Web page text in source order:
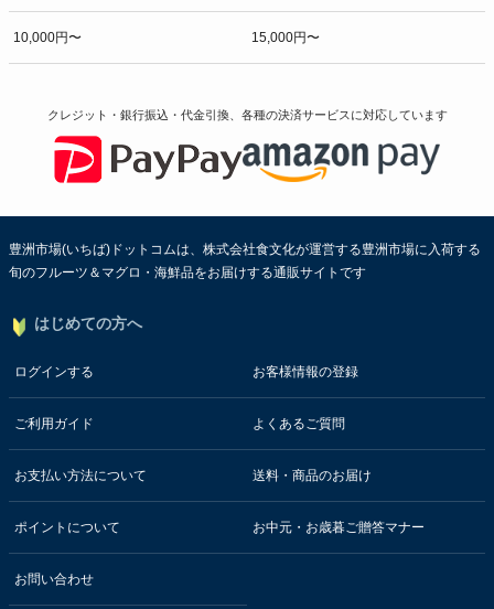
10,000円〜 15,000円〜
クレジット・銀行振込・代金引換、各種の決済サービスに対応しています
豊洲市場(いちば)ドットコムは、株式会社食文化が運営する豊洲市場に入荷する
旬のフルーツ＆マグロ・海鮮品をお届けする通販サイトです
はじめての方へ
ログインする お客様情報の登録
ご利用ガイド よくあるご質問
お支払い方法について 送料・商品のお届け
ポイントについて お中元・お歳暮ご贈答マナー
お問い合わせ